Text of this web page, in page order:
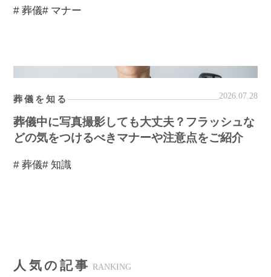
# 葬儀# マナー
葬儀を知る 2026.07.28
葬儀中に写真撮影しても大丈夫？フラッシュな
どの気をつけるべきマナーや注意点をご紹介
# 葬儀# 知識
人気の記事 RANKING